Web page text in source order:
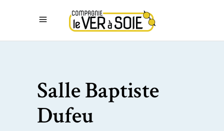
Salle Baptiste
Dufeu